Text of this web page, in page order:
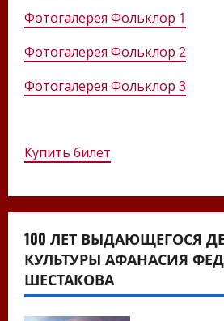
Фотогалерея Фольклор 1
Фотогалерея Фольклор 2
Фотогалерея Фольклор 3
Купить билет
100 ЛЕТ ВЫДАЮЩЕГОСЯ
КУЛЬТУРЫ АФАНАСИЯ
ШЕСТАКОВА